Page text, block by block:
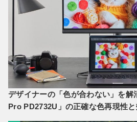
デザイナーの「色が合わない」を
Pro PD2732U」の正確な色再現性